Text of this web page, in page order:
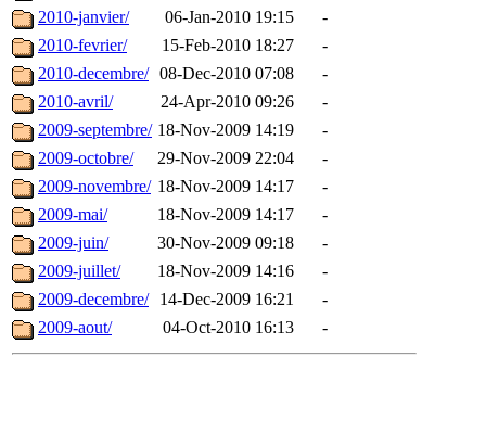
2010-janvier/
06-Jan-2010 19:15
-
2010-fevrier/
15-Feb-2010 18:27
-
2010-decembre/ 08-Dec-2010 07:08
-
2010-avril/
24-Apr-2010 09:26
-
2009-septembre/ 18-Nov-2009 14:19
-
2009-octobre/
29-Nov-2009 22:04
-
2009-novembre/ 18-Nov-2009 14:17
-
2009-mai/
18-Nov-2009 14:17
-
2009-juin/
30-Nov-2009 09:18
-
2009-juillet/
18-Nov-2009 14:16
-
2009-decembre/
14-Dec-2009 16:21
-
2009-aout/
04-Oct-2010 16:13 -